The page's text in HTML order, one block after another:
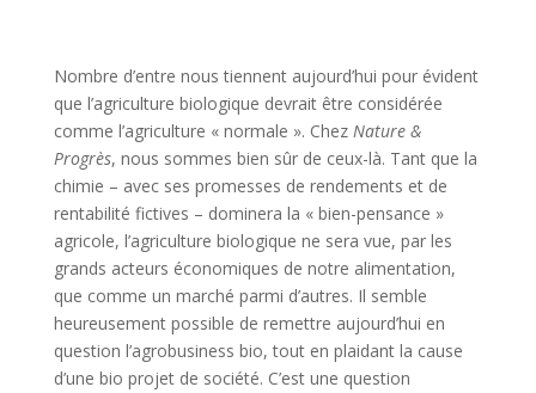
Nombre d’entre nous tiennent aujourd’hui pour évident
que l’agriculture biologique devrait être considérée
comme l’agriculture « normale ». Chez Nature &
Progrès, nous sommes bien sûr de ceux-là. Tant que la
chimie – avec ses promesses de rendements et de
rentabilité fictives – dominera la « bien-pensance »
agricole, l’agriculture biologique ne sera vue, par les
grands acteurs économiques de notre alimentation,
que comme un marché parmi d’autres. Il semble
heureusement possible de remettre aujourd’hui en
question l’agrobusiness bio, tout en plaidant la cause
d’une bio projet de société. C’est une question